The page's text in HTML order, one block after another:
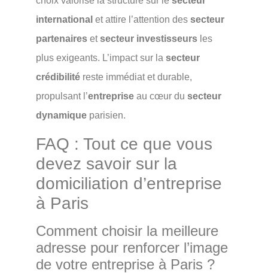
international et attire l’attention des secteur
partenaires etsecteur investisseurs les
plus exigeants. L’impact sur la secteur
crédibilité reste immédiat et durable,
propulsant l’entreprise au cœur du secteur
dynamique parisien.
FAQ : Tout ce que vous
devez savoir sur la
domiciliation d’entreprise
à Paris
Comment choisir la meilleure
adresse pour renforcer l’image
de votre entreprise à Paris ?